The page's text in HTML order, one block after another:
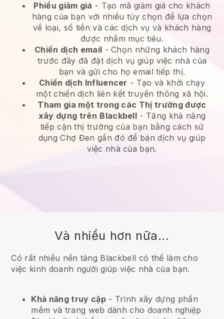
Phiếu giảm giá - Tạo mã giảm giá cho khách
hàng của bạn với nhiều tùy chọn để lựa chọn
về loại, số tiền và các dịch vụ và khách hàng
được nhắm mục tiêu.
Chiến dịch email -Chọn những khách hàng
trước đây đã đặt dịch vụ giúp việc nhà của
bạn và gửi cho họ email tiếp thị.
Chiến dịch Influencer - Tạo và khởi chạy
một chiến dịch liên kết truyền thông xã hội.
Tham gia một trong các Thị trường được
xây dựng trên Blackbell - Tăng khả năng
tiếp cận thị trường của bạn bằng cách sử
dụng Chợ Đen gần đó để bán dịch vụ giúp
việc nhà của bạn.
Và nhiều hơn nữa...
Có rất nhiều nền tảng Blackbell có thể làm cho
việc kinh doanh người giúp việc nhà của bạn.
Khả năng truy cập- Trình xây dựng phần
mềm và trang web dành cho doanh nghiệp